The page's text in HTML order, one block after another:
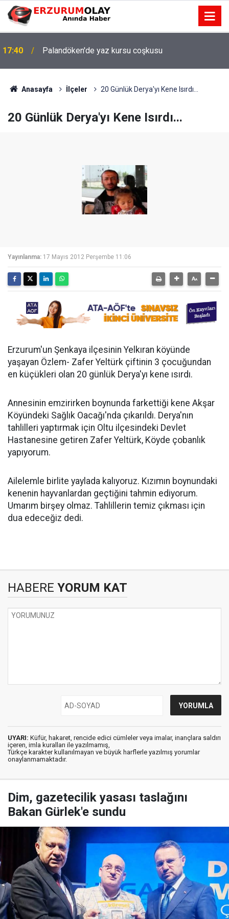
17:40 Palandöken'de yaz kursu coşkusu
Anasayfa İlçeler 20 Günlük Derya'yı Kene Isırdı...
20 Günlük Derya'yı Kene Isırdı...
Yayınlanma: 17 Mayıs 2012 Perşembe 11:06
Erzurum'un Şenkaya ilçesinin Yelkıran köyünde
yaşayan Özlem- Zafer Yeltürk çiftinin 3 çocuğundan
en küçükleri olan 20 günlük Derya'yı kene ısırdı.
Annesinin emzirirken boynunda farkettiği kene Akşar
Köyündeki Sağlık Oacağı'nda çıkarıldı. Derya'nın
tahlilleri yaptırmak için Oltu ilçesindeki Devlet
Hastanesine getiren Zafer Yeltürk, Köyde çobanlık
yapıyorum.
Ailelemle birlite yaylada kalıyoruz. Kızımın boynundaki
kenenin hayvanlardan geçtiğini tahmin ediyorum.
Umarım birşey olmaz. Tahlillerin temiz çıkması için
dua edeceğiz dedi.
HABERE YORUM KAT
UYARI: Küfür, hakaret, rencide edici cümleler veya imalar, inançlara saldırı
içeren, imla kuralları ile yazılmamış,
Türkçe karakter kullanılmayan ve büyük harflerle yazılmış yorumlar
onaylanmamaktadır.
Dim, gazetecilik yasası taslağını
Bakan Gürlek'e sundu